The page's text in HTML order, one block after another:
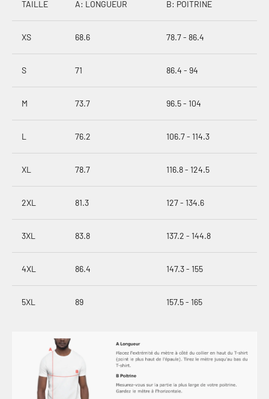
TAILLE A: LONGUEUR B: POITRINE
XS 68.6 78.7 - 86.4
S 71 86.4 - 94
M 73.7 96.5 - 104
L 76.2 106.7 - 114.3
XL 78.7 116.8 - 124.5
2XL 81.3 127 - 134.6
3XL 83.8 137.2 - 144.8
4XL 86.4 147.3 - 155
5XL 89 157.5 - 165